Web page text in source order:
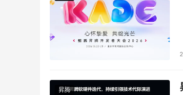
本文来源于DOIT传媒，文章内容仅供参
昇腾